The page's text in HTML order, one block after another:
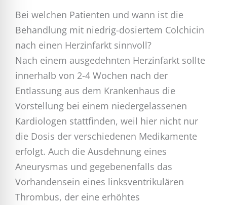
Bei welchen Patienten und wann ist die
Behandlung mit niedrig-dosiertem Colchicin
nach einen Herzinfarkt sinnvoll?
Nach einem ausgedehnten Herzinfarkt sollte
innerhalb von 2-4 Wochen nach der
Entlassung aus dem Krankenhaus die
Vorstellung bei einem niedergelassenen
Kardiologen stattfinden, weil hier nicht nur
die Dosis der verschiedenen Medikamente
erfolgt. Auch die Ausdehnung eines
Aneurysmas und gegebenenfalls das
Vorhandensein eines linksventrikulären
Thrombus, der eine erhöhtes